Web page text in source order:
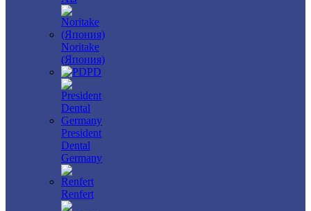
Noritake
(Япония)
PD
President
Dental
Germany
Renfert